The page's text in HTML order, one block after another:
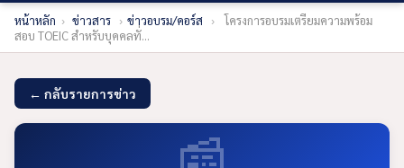
หน้าหลัก › ข่าวสาร › ข่าวอบรม/คอร์ส ›
โครงการอบรมเตรียมความพร้อม
สอบ TOEIC สำหรับบุคคลทั่...
← กลับรายการข่าว